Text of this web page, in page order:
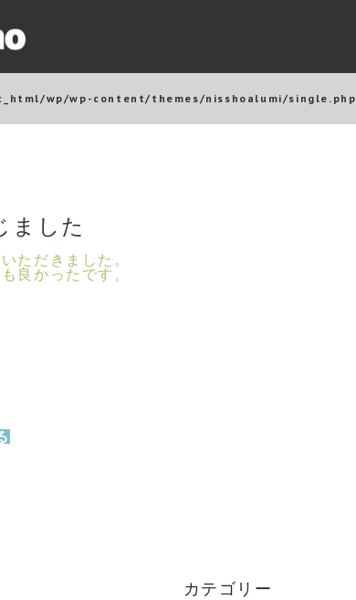
wp/wp-content/themes/nisshoalumi/single.php
ました
ただきました。
良かったです。
カテゴリー